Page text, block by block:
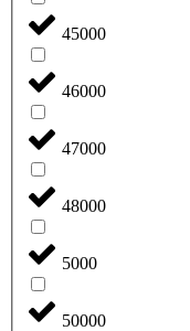
45000
46000
47000
48000
5000
50000